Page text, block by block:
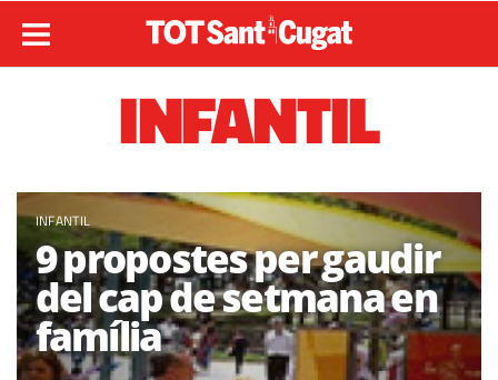
INFANTIL
INFANTIL
9 propostes per gaudir
del cap de setmana en
família